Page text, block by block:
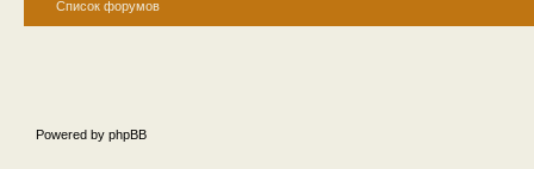
Список форумов
Powered by phpBB